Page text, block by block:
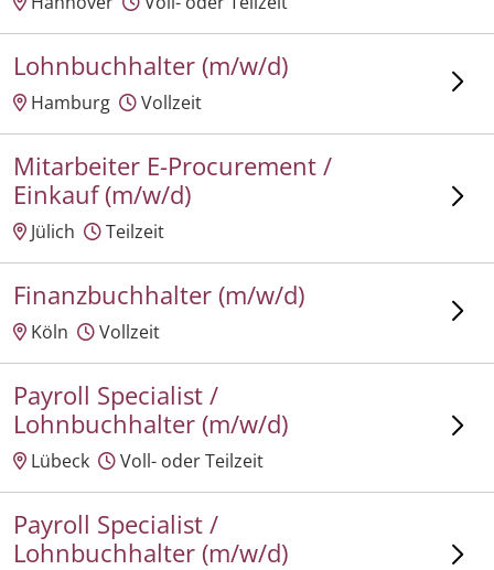
Lohnbuchhalter (m/w/d)
Hamburg Vollzeit
Mitarbeiter E-Procurement /
Einkauf (m/w/d)
Jülich Teilzeit
Finanzbuchhalter (m/w/d)
Köln Vollzeit
Payroll Specialist /
Lohnbuchhalter (m/w/d)
Lübeck Voll- oder Teilzeit
Payroll Specialist /
Lohnbuchhalter (m/w/d)